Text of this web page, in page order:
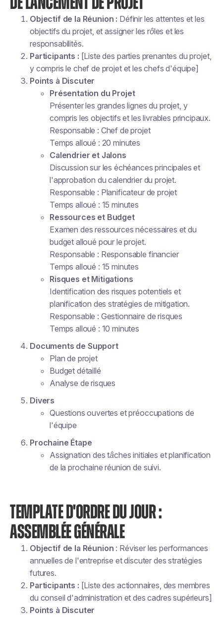
Objectif de la Réunion : Définir les attentes et les
objectifs du projet, et assigner les rôles et les
responsabilités.
Participants : [Liste des parties prenantes du projet,
y compris le chef de projet et les chefs d'équipe]
Points à Discuter
Présentation du Projet
Présenter les grandes lignes du projet, y
compris les objectifs et les livrables principaux.
Responsable : Chef de projet
Temps alloué : 20 minutes
Calendrier et Jalons
Discussion sur les échéances principales et
l'approbation du calendrier du projet.
Responsable : Planificateur de projet
Temps alloué : 15 minutes
Ressources et Budget
Examen des ressources nécessaires et du
budget alloué pour le projet.
Responsable : Responsable financier
Temps alloué : 15 minutes
Risques et Mitigations
Identification des risques potentiels et
planification des stratégies de mitigation.
Responsable : Gestionnaire de risques
Temps alloué : 10 minutes
Documents de Support
Plan de projet
Budget détaillé
Analyse de risques
Divers
Questions ouvertes et préoccupations de
l'équipe
Prochaine Étape
Assignation des tâches initiales et planification
de la prochaine réunion de suivi.
TEMPLATE D'ORDRE DU JOUR :
ASSEMBLÉE GÉNÉRALE
Objectif de la Réunion : Réviser les performances
annuelles de l'entreprise et discuter des stratégies
futures.
Participants : [Liste des actionnaires, des membres
du conseil d'administration et des cadres supérieurs]
Points à Discuter